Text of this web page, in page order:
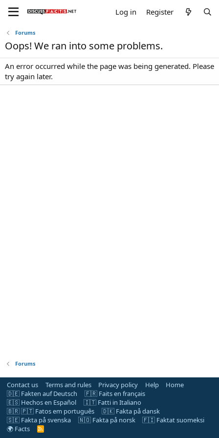
Log in Register
Forums
Oops! We ran into some problems.
An error occurred while the page was being generated. Please
try again later.
Forums
Contact us Terms and rules Privacy policy Help
Home
🇩🇪 Fakten auf Deutsch
🇫🇷 Faits en français
🇪🇸 Hechos en Español
🇮🇹 Fatti in Italiano
🇧🇷 🇵🇹 Fatos em português
🇩🇰 Fakta på dansk
🇸🇪 Fakta på svenska
🇳🇴 Fakta på norsk
🇫🇮 Faktat suomeksi
🌍 Facts
R